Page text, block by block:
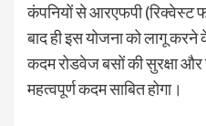
कंपनियों से आरएफपी (रिक्वेस्ट
बाद ही इस योजना को लागू
कदम रोडवेज बसों की सुरक्षा
महत्वपूर्ण कदम साबित होगा।